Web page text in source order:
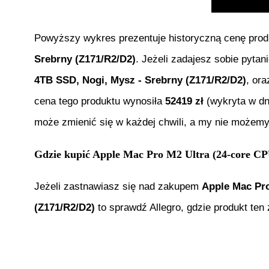
Powyższy wykres prezentuje historyczną cenę
Srebrny (Z171/R2/D2). Jeżeli zadajesz sobie
4TB SSD, Nogi, Mysz - Srebrny (Z171/R2/D2),
cena tego produktu wynosiła 52419 zł (wykryta w
może zmienić się w każdej chwili, a my nie
Gdzie kupić Apple Mac Pro M2 Ultra (24-core
Jeżeli zastnawiasz się nad zakupem Apple Mac
(Z171/R2/D2) to sprawdź Allegro, gdzie produkt